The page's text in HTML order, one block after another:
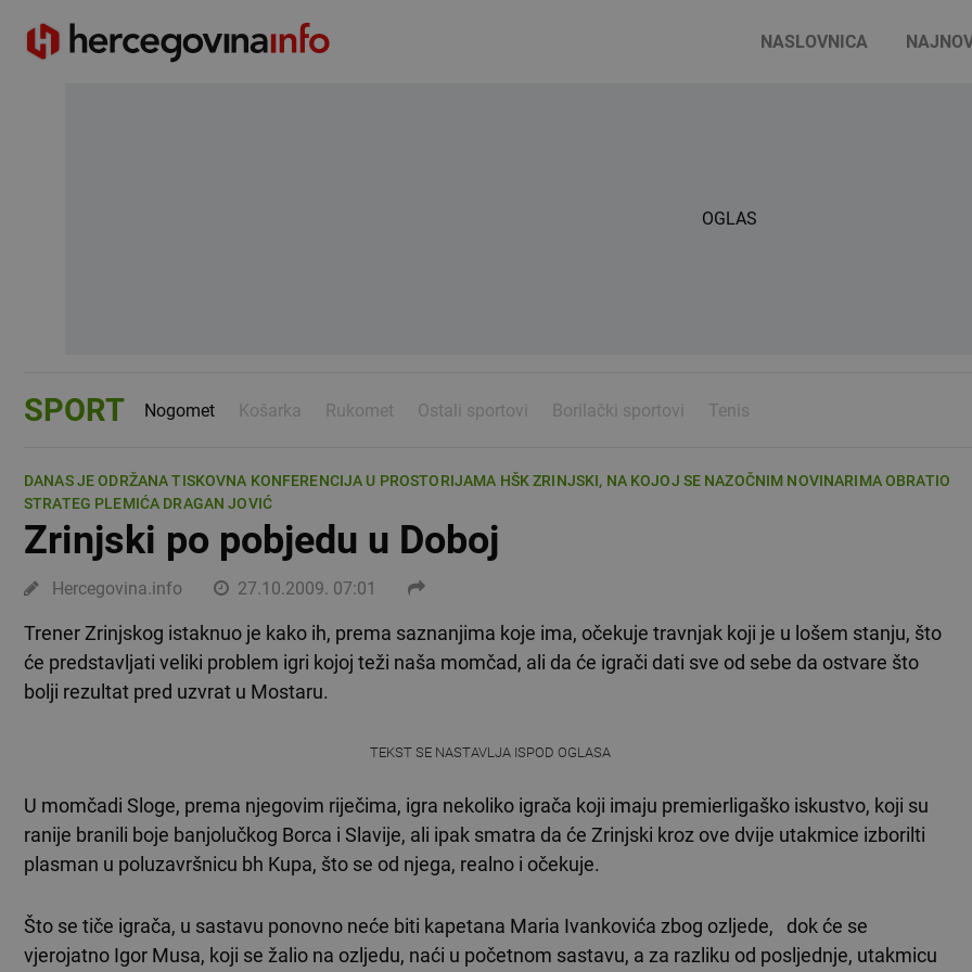
NASLOVNICA
OGLAS
SPORT Nogomet Košarka Rukomet Ostali sportovi Borilački sportovi Tenis
DANAS JE ODRŽANA TISKOVNA KONFERENCIJA U PROSTORIJAMA HŠK ZRINJSKI, NA KOJOJ SE NAZOČNIM NOVINARIMA OBRATIO
STRATEG PLEMIĆA DRAGAN JOVIĆ
Zrinjski po pobjedu u Doboj
Hercegovina.info 27.10.2009. 07:01
Trener Zrinjskog istaknuo je kako ih, prema saznanjima koje ima, očekuje travnjak koji je u lošem stanju, što
će predstavljati veliki problem igri kojoj teži naša momčad, ali da će igrači dati sve od sebe da ostvare što
bolji rezultat pred uzvrat u Mostaru.
TEKST SE NASTAVLJA ISPOD OGLASA
U momčadi Sloge, prema njegovim riječima, igra nekoliko igrača koji imaju premierligaško iskustvo, koji su
ranije branili boje banjolučkog Borca i Slavije, ali ipak smatra da će Zrinjski kroz ove dvije utakmice izborilti
plasman u poluzavršnicu bh Kupa, što se od njega, realno i očekuje.
Što se tiče igrača, u sastavu ponovno neće biti kapetana Maria Ivankovića zbog ozljede, dok će se
vjerojatno Igor Musa, koji se žalio na ozljedu, naći u početnom sastavu, a za razliku od posljednje, utakmicu